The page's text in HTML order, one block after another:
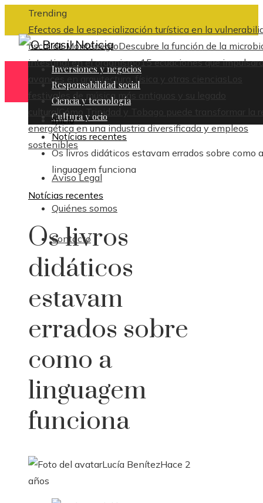
Trending
Efectos de la especialización turística en la
fiscal de MontenegroDescubre la función de la
intestinal en el organismo15 ecuaciones que
avances en arquitectura, física y otras ciencias
Los
festivales de música más antiguos y su legado
cultural Cómo Trinidad y Tobago puede transformar la
energética en una industria diversificada y empleos
sostenibles
Aviso Legal
Quiénes somos
Contacto
Inversiones y negocios
Responsabilidad social
Ciencia y tecnología
Cultura y ocio
Inicio
Notícias recentes
Os livros didáticos estavam errados sobre como a
linguagem funciona
Notícias recentes
Os livros
didáticos
estavam
errados sobre
como a
linguagem
funciona
Lucía BenítezHace 2
años